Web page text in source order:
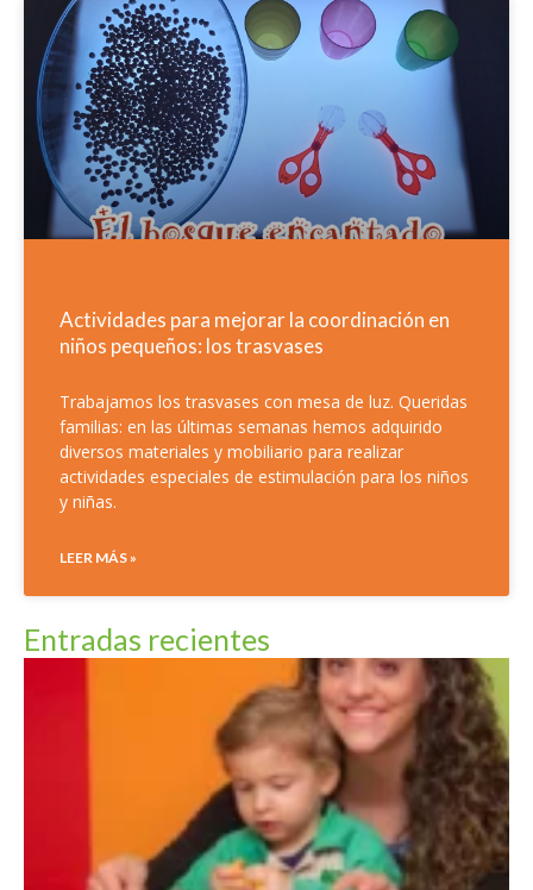
Actividades para mejorar la coordinación en
niños pequeños: los trasvases
Trabajamos los trasvases con mesa de luz. Queridas
familias: en las últimas semanas hemos adquirido
diversos materiales y mobiliario para realizar
actividades especiales de estimulación para los niños
y niñas.
LEER MÁS »
Entradas recientes